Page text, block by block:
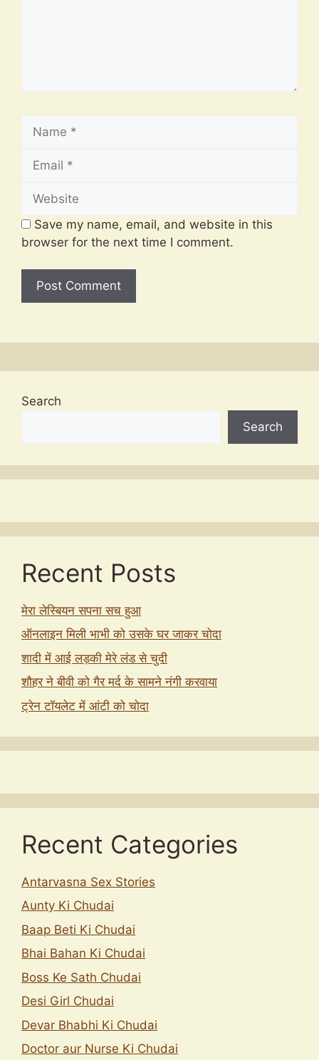
Save my name, email, and website in this
browser for the next time I comment.
Search
Search
Recent Posts
मेरा लेस्बियन सपना सच हुआ
ऑनलाइन मिली भाभी को उसके घर जाकर चोदा
शादी में आई लड़की मेरे लंड से चुदी
शौहर ने बीवी को गैर मर्द के सामने नंगी करवाया
ट्रेन टॉयलेट में आंटी को चोदा
Recent Categories
Antarvasna Sex Stories
Aunty Ki Chudai
Baap Beti Ki Chudai
Bhai Bahan Ki Chudai
Boss Ke Sath Chudai
Desi Girl Chudai
Devar Bhabhi Ki Chudai
Doctor aur Nurse Ki Chudai